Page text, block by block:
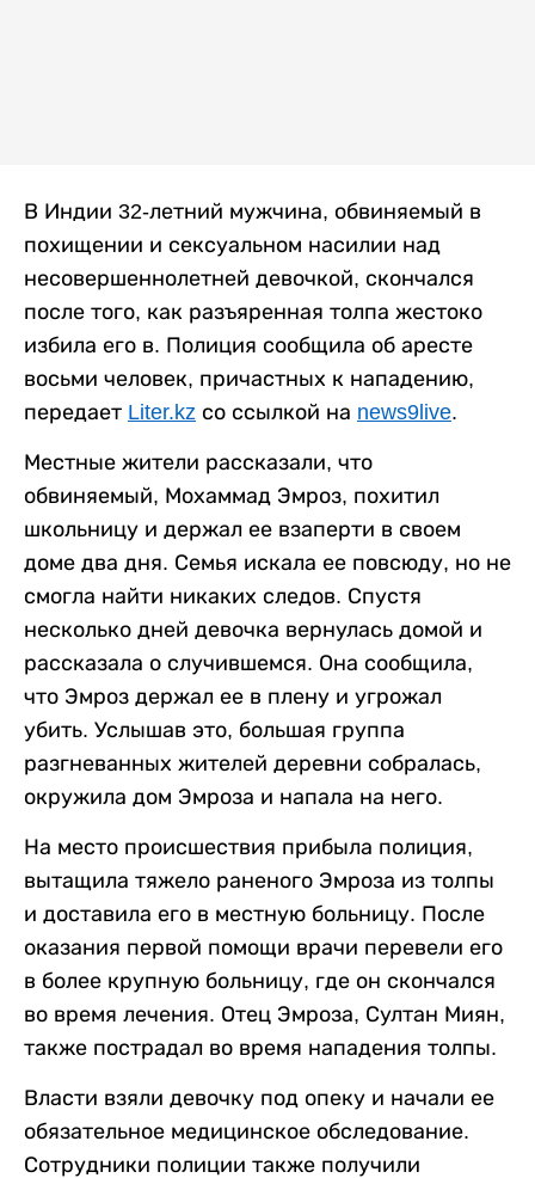
В Индии 32-летний мужчина, обвиняемый в
похищении и сексуальном насилии над
несовершеннолетней девочкой, скончался
после того, как разъяренная толпа жестоко
избила его в. Полиция сообщила об аресте
восьми человек, причастных к нападению,
передает Liter.kz со ссылкой на news9live.
Местные жители рассказали, что
обвиняемый, Мохаммад Эмроз, похитил
школьницу и держал ее взаперти в своем
доме два дня. Семья искала ее повсюду, но не
смогла найти никаких следов. Спустя
несколько дней девочка вернулась домой и
рассказала о случившемся. Она сообщила,
что Эмроз держал ее в плену и угрожал
убить. Услышав это, большая группа
разгневанных жителей деревни собралась,
окружила дом Эмроза и напала на него.
На место происшествия прибыла полиция,
вытащила тяжело раненого Эмроза из толпы
и доставила его в местную больницу. После
оказания первой помощи врачи перевели его
в более крупную больницу, где он скончался
во время лечения. Отец Эмроза, Султан Миян,
также пострадал во время нападения толпы.
Власти взяли девочку под опеку и начали ее
обязательное медицинское обследование.
Сотрудники полиции также получили